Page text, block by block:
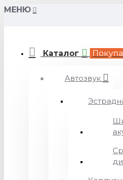
МЕНЮ
Каталог
Автозвук